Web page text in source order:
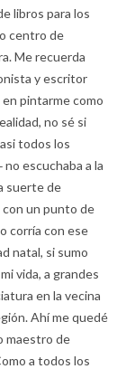
libros para los
centro de
Me recuerda
y escritor
pintarme como
no sé si
todos los
escuchaba a la
suerte de
con un punto de
corría con ese
natal, si sumo
vida, a grandes
en la vecina
Ahí me quedé
maestro de
a todos los